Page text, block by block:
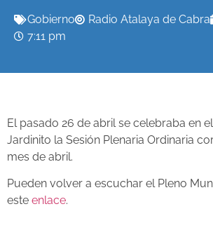
Gobierno Radio Atalaya de Cabra
7:11 pm
El pasado 26 de abril se celebraba en
Jardinito la Sesión Plenaria Ordinaria
mes de abril.
Pueden volver a escuchar el Pleno
este enlace.